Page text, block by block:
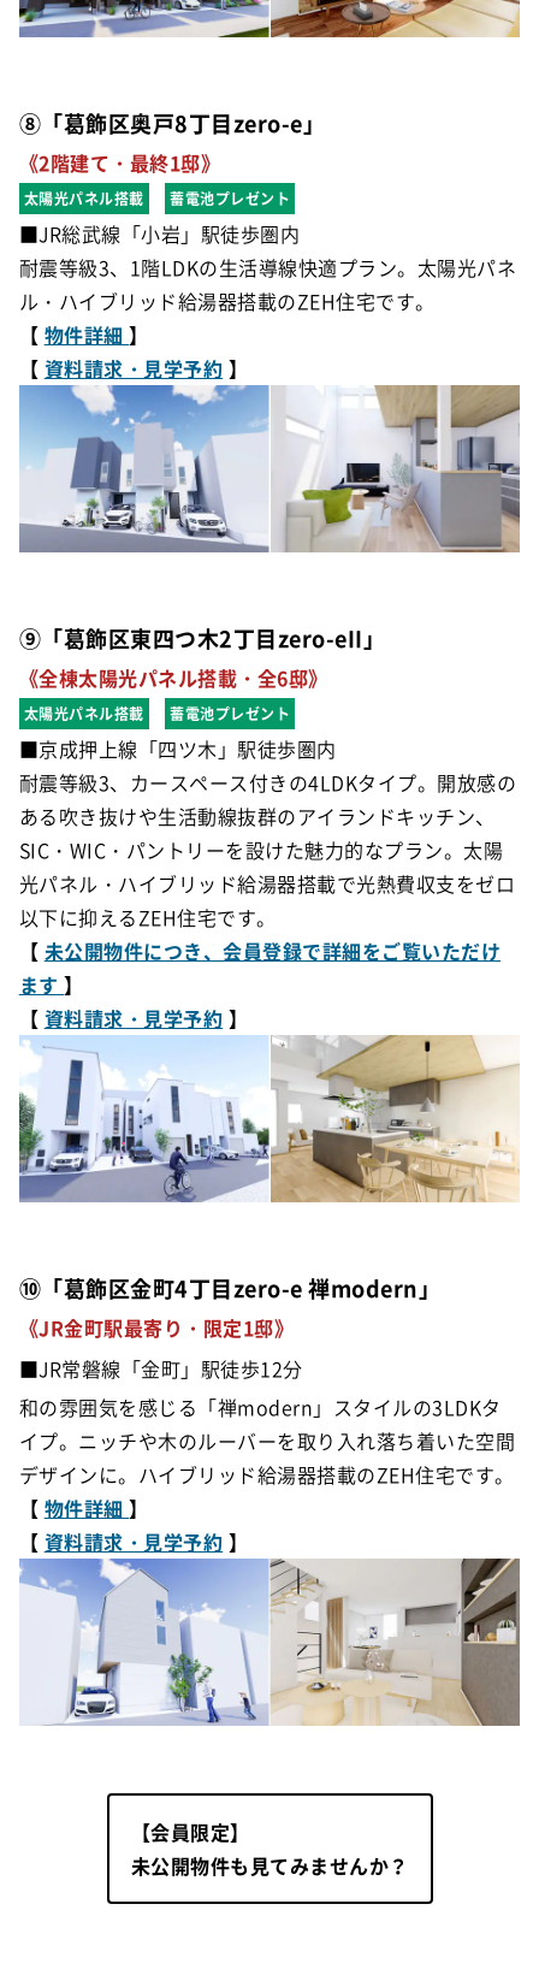
⑧「葛飾区奥戸8丁目zero-e」
《2階建て・最終1邸》
太陽光パネル搭載 蓄電池プレゼント
■JR総武線「小岩」駅徒歩圏内
耐震等級3、1階LDKの生活導線快適プラン。太陽光パネ
ル・ハイブリッド給湯器搭載のZEH住宅です。
【 物件詳細】
【 資料請求・見学予約 】
⑨「葛飾区東四つ木2丁目zero-eII」
《全棟太陽光パネル搭載・全6邸》
太陽光パネル搭載 蓄電池プレゼント
■京成押上線「四ツ木」駅徒歩圏内
耐震等級3、カースペース付きの4LDKタイプ。開放感の
ある吹き抜けや生活動線抜群のアイランドキッチン、
SIC・WIC・パントリーを設けた魅力的なプラン。太陽
光パネル・ハイブリッド給湯器搭載で光熱費収支をゼロ
以下に抑えるZEH住宅です。
【 未公開物件につき、会員登録で詳細をご覧いただけ
ます】
【 資料請求・見学予約 】
⑩「葛飾区金町4丁目zero-e 禅modern」
《JR金町駅最寄り・限定1邸》
■JR常磐線「金町」駅徒歩12分
和の雰囲気を感じる「禅modern」スタイルの3LDKタ
イプ。ニッチや木のルーバーを取り入れ落ち着いた空間
デザインに。ハイブリッド給湯器搭載のZEH住宅です。
【 物件詳細】
【 資料請求・見学予約 】
【会員限定】
未公開物件も見てみませんか？